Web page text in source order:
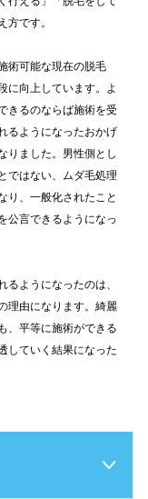
方です。
術可能な現在の脱毛
に向上しています。よ
きるのならば施術を受
るようになったおかげ
りました。男性側とし
ではない、ムダ毛処理
り、一般化されたこと
公言できるようになっ
るようになったのは、
理由になります。綺麗
、平等に施術ができる
していく結果になった